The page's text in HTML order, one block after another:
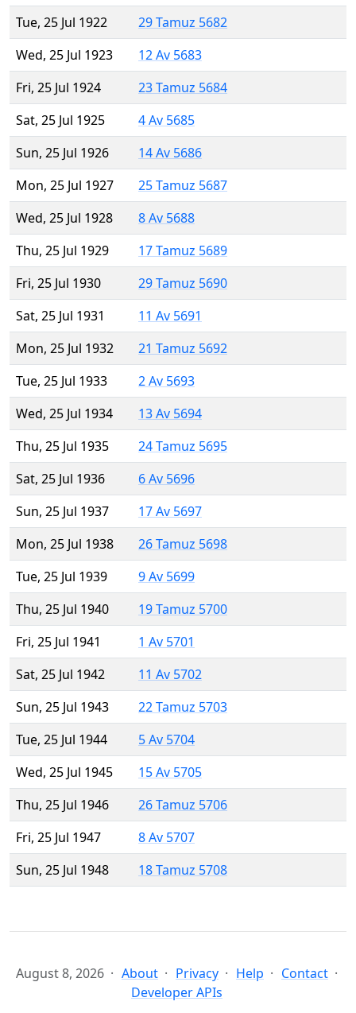
Tue, 25 Jul 1922
29 Tamuz 5682
Wed, 25 Jul 1923
12 Av 5683
Fri, 25 Jul 1924
23 Tamuz 5684
Sat, 25 Jul 1925
4 Av 5685
Sun, 25 Jul 1926
14 Av 5686
Mon, 25 Jul 1927
25 Tamuz 5687
Wed, 25 Jul 1928
8 Av 5688
Thu, 25 Jul 1929
17 Tamuz 5689
Fri, 25 Jul 1930
29 Tamuz 5690
Sat, 25 Jul 1931
11 Av 5691
Mon, 25 Jul 1932
21 Tamuz 5692
Tue, 25 Jul 1933
2 Av 5693
Wed, 25 Jul 1934
13 Av 5694
Thu, 25 Jul 1935
24 Tamuz 5695
Sat, 25 Jul 1936
6 Av 5696
Sun, 25 Jul 1937
17 Av 5697
Mon, 25 Jul 1938
26 Tamuz 5698
Tue, 25 Jul 1939
9 Av 5699
Thu, 25 Jul 1940
19 Tamuz 5700
Fri, 25 Jul 1941
1 Av 5701
Sat, 25 Jul 1942
11 Av 5702
Sun, 25 Jul 1943
22 Tamuz 5703
Tue, 25 Jul 1944
5 Av 5704
Wed, 25 Jul 1945
15 Av 5705
Thu, 25 Jul 1946
26 Tamuz 5706
Fri, 25 Jul 1947
8 Av 5707
Sun, 25 Jul 1948
18 Tamuz 5708
August 8, 2026 About Privacy Help
Contact
Developer APIs